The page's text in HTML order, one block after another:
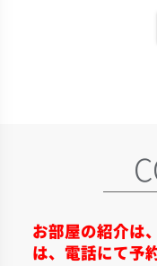
お部屋の紹介は
は、電話にて予